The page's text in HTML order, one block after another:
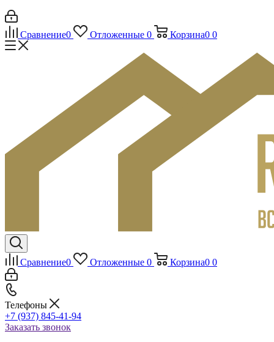
Сравнение0 Отложенные 0 Корзина0 0
Сравнение0 Отложенные 0 Корзина0 0
Телефоны
+7 (937) 845-41-94
Заказать звонок